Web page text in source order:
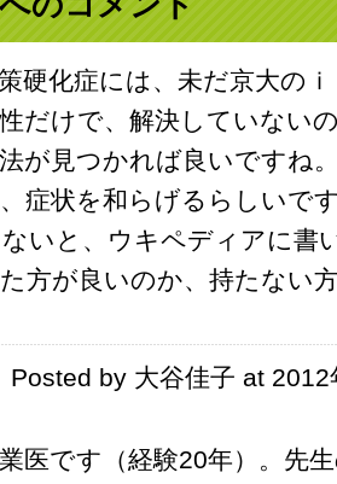
硬化症には、未だ京大の
だけで、解決していない
が見つかれば良いですね
症状を和らげるらしいで
いと、ウキペディアに書
方が良いのか、持たない
Posted by 大谷佳子 at
医です（経験20年）。先